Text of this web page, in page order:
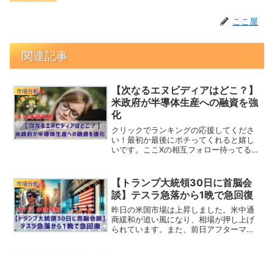
ここ屋
関連記事
市場分析
【次なるエヌビディアはどこ？】
米政府が半導体生産への融資を強
化
クリックでランキングの応援してくださ
い！最初か最後にポチってくれると嬉し
いです。ここXの相互フォロー待ってる
動はありませんでした。先週末の雇用統
計によって...
市場分析
【トランプ大統領30日に首脳会
談】テスラ急落から1晩で急回復
昨日の米国市場は上昇しました。米中通
商緩和が追い風になり、相場が押し上げ
られています。また、前日アフターマー